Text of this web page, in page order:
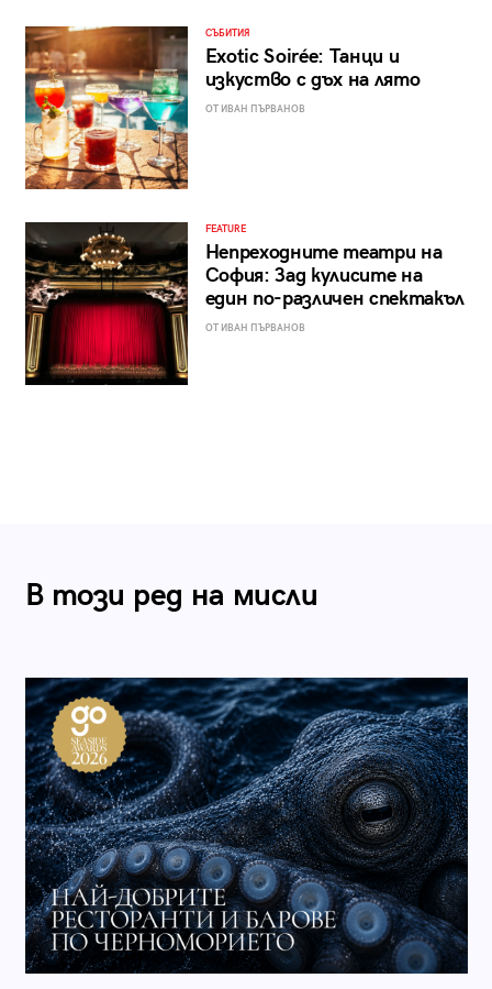
СЪБИТИЯ
Exotic Soirée: Танци и
изкуство с дъх на лято
ОТ ИВАН ПЪРВАНОВ
FEATURE
Непреходните театри на
София: Зад кулисите на
един по-различен спектакъл
ОТ ИВАН ПЪРВАНОВ
В този ред на мисли